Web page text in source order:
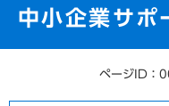
中小企業サポ
ページID：